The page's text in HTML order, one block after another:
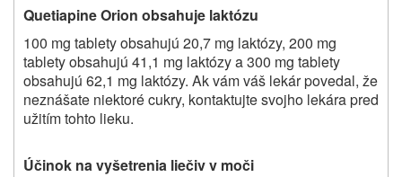
Quetiapine Orion obsahuje laktózu
100 mg tablety obsahujú 20,7 mg laktózy, 200 mg
tablety obsahujú 41,1 mg laktózy a 300 mg tablety
obsahujú 62,1 mg laktózy. Ak vám váš lekár povedal, že
neznášate niektoré cukry, kontaktujte svojho lekára pred
užitím tohto lieku.
Účinok na vyšetrenia liečiv v moči